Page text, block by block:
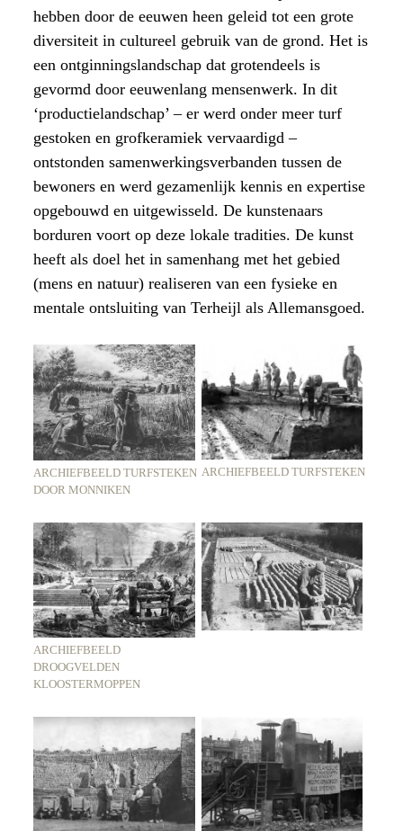
hebben door de eeuwen heen geleid tot een grote
diversiteit in cultureel gebruik van de grond. Het is
een ontginningslandschap dat grotendeels is
gevormd door eeuwenlang mensenwerk. In dit
‘productielandschap’ – er werd onder meer turf
gestoken en grofkeramiek vervaardigd –
ontstonden samenwerkingsverbanden tussen de
bewoners en werd gezamenlijk kennis en expertise
opgebouwd en uitgewisseld. De kunstenaars
borduren voort op deze lokale tradities. De kunst
heeft als doel het in samenhang met het gebied
(mens en natuur) realiseren van een fysieke en
mentale ontsluiting van Terheijl als Allemansgoed.
ARCHIEFBEELD TURFSTEKEN
DOOR MONNIKEN
ARCHIEFBEELD TURFSTEKEN
ARCHIEFBEELD
DROOGVELDEN
KLOOSTERMOPPEN